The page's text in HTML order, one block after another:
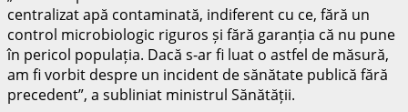
centralizat apă contaminată, indiferent cu ce, fără un
control microbiologic riguros și fără garanția că nu pune
în pericol populația. Dacă s-ar fi luat o astfel de măsură,
am fi vorbit despre un incident de sănătate publică fără
precedent”, a subliniat ministrul Sănătății.